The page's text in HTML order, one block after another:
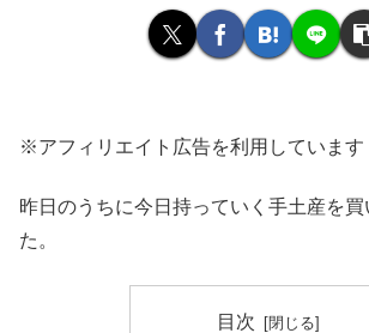
※アフィリエイト広告を利用しています
昨日のうちに今日持っていく手土産を
た。
目次